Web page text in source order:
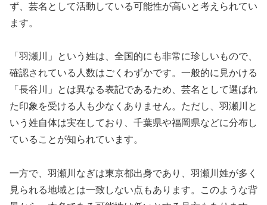
ず、芸名として活動している可能性が高いと考えられてい
ます。
「羽瀬川」という姓は、全国的にも非常に珍しいもので、
確認されている人数はごくわずかです。一般的に見かける
「長谷川」とは異なる表記であるため、芸名として選ばれ
た印象を受ける人も少なくありません。ただし、羽瀬川と
いう姓自体は実在しており、千葉県や福岡県などに分布し
ていることが知られています。
一方で、羽瀬川なぎは東京都出身であり、羽瀬川姓が多く
見られる地域とは一致しない点もあります。このような背